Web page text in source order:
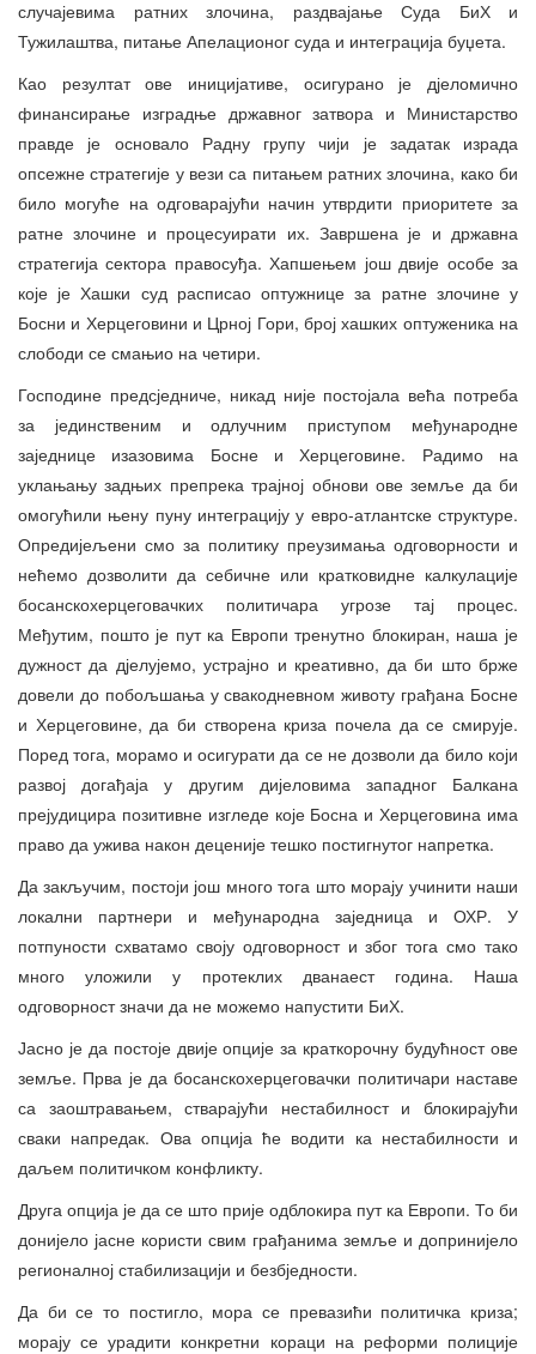
случајевима ратних злочина, раздвајање Суда БиХ и
Тужилаштва, питање Апелационог суда и интеграција буџета.
Као резултат ове иницијативе, осигурано је дјеломично
финансирање изградње државног затвора и Министарство
правде је основало Радну групу чији је задатак израда
опсежне стратегије у вези са питањем ратних злочина, како би
било могуће на одговарајући начин утврдити приоритете за
ратне злочине и процесуирати их. Завршена је и државна
стратегија сектора правосуђа. Хапшењем још двије особе за
које је Хашки суд расписао оптужнице за ратне злочине у
Босни и Херцеговини и Црној Гори, број хашких оптуженика на
слободи се смањио на четири.
Господине предсједниче, никад није постојала већа потреба
за јединственим и одлучним приступом међународне
заједнице изазовима Босне и Херцеговине. Радимо на
уклањању задњих препрека трајној обнови ове земље да би
омогућили њену пуну интеграцију у евро-атлантске структуре.
Опредијељени смо за политику преузимања одговорности и
нећемо дозволити да себичне или кратковидне калкулације
босанскохерцеговачких политичара угрозе тај процес.
Међутим, пошто је пут ка Европи тренутно блокиран, наша је
дужност да дјелујемо, устрајно и креативно, да би што брже
довели до побољшања у свакодневном животу грађана Босне
и Херцеговине, да би створена криза почела да се смирује.
Поред тога, морамо и осигурати да се не дозволи да било који
развој догађаја у другим дијеловима западног Балкана
прејудицира позитивне изгледе које Босна и Херцеговина има
право да ужива након деценије тешко постигнутог напретка.
Да закључим, постоји још много тога што морају учинити наши
локални партнери и међународна заједница и ОХР. У
потпуности схватамо своју одговорност и због тога смо тако
много уложили у протеклих дванаест година. Наша
одговорност значи да не можемо напустити БиХ.
Јасно је да постоје двије опције за краткорочну будућност ове
земље. Прва је да босанскохерцеговачки политичари наставе
са заоштравањем, стварајући нестабилност и блокирајући
сваки напредак. Ова опција ће водити ка нестабилности и
даљем политичком конфликту.
Друга опција је да се што прије одблокира пут ка Европи. То би
донијело јасне користи свим грађанима земље и допринијело
регионалној стабилизацији и безбједности.
Да би се то постигло, мора се превазићи политичка криза;
морају се урадити конкретни кораци на реформи полиције